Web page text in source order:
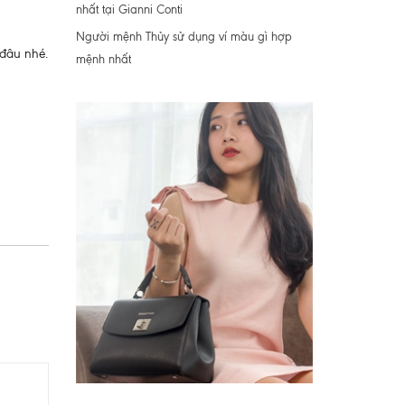
nhé.
nhất tại Gianni Conti
Người mệnh Thủy sử dụng ví màu gì hợp
mệnh nhất